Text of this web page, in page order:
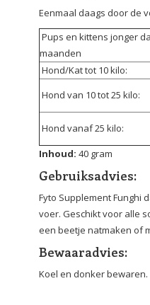
Eenmaal daags door de
Pups en kittens jonger
maanden
Hond/Kat tot 10 kilo:
Hond van 10 tot 25 kilo:
Hond vanaf 25 kilo:
Inhoud: 40 gram
Gebruiksadvies:
Fyto Supplement Funghi
voer. Geschikt voor alle
een beetje natmaken of
Bewaaradvies:
Koel en donker bewaren.